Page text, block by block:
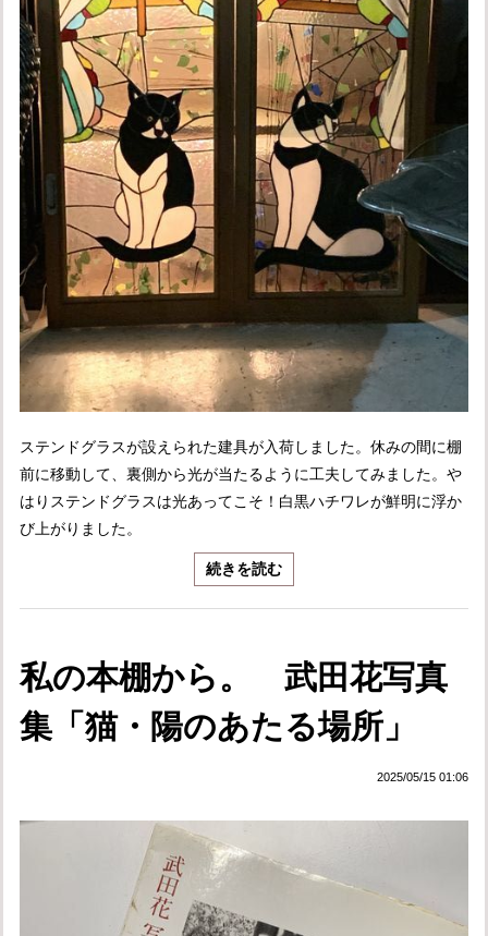
ステンドグラスが設えられた建具が入荷しました。休みの間に棚
前に移動して、裏側から光が当たるように工夫してみました。や
はりステンドグラスは光あってこそ！白黒ハチワレが鮮明に浮か
び上がりました。
続きを読む
私の本棚から。 武田花写真
集「猫・陽のあたる場所」
2025/05/15 01:06